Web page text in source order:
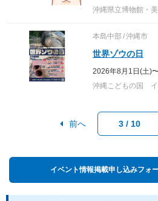
沖縄県立博物館・
本島中部 沖縄市
世界ゾウの日
2026年8月1日(土)
前へ
イベント情報掲載申し込みフォ